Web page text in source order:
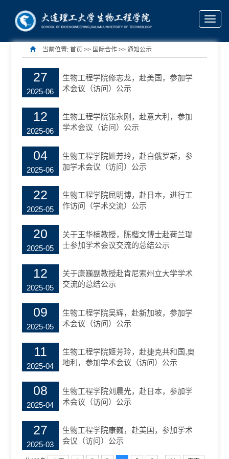
Toggle
通知公示
当前位置: 首页 >> 国际合作 >> 通知公示
27
2025-06
生物工程学院修志龙，赴美国，参加学
术会议（访问）公示
12
2025-06
生物工程学院张永刚，赴意大利，参加
学术会议（访问）公示
04
2025-06
生物工程学院姬芳玲，赴白俄罗斯，参
加学术会议（访问）公示
22
2025-05
生物工程学院屈明博，赴日本，进行工
作访问（学术交流）公示
20
2025-05
关于王华楠教授，陈楷文博士赴荷兰瑞
士参加学术会议交流的总结公示
12
2025-05
关于康巍副教授赴肯尼索州立大学学术
交流的总结公示
09
2025-05
生物工程学院吴辉，赴新加坡，参加学
术会议（访问）公示
11
2025-04
生物工程学院姬芳玲，赴捷克共和国,奥
地利，参加学术会议（访问）公示
08
2025-04
生物工程学院刘晨光，赴日本，参加学
术会议（访问）公示
27
2025-03
生物工程学院康巍，赴美国，参加学术
会议（访问）公示